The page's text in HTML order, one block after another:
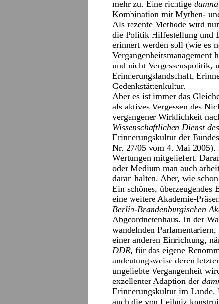
mehr zu. Eine richtige
Kombination mit Mythen-
Als rezente Methode wird
die Politik Hilfestellung und
erinnert werden soll (wie es
und nicht Vergessenspolitik,
Erinnerungslandschaft,
Gedenkstättenkultur.
Aber es ist immer das
als aktives Vergessen des
vergangener Wirklichkeit
Wissenschaftlichen Dienst
Erinnerungskultur der
Nr. 27/05 vom 4. Mai 2005).
Wertungen mitgeliefert.
oder Medium man auch
daran halten. Aber, wie
Ein schönes, überzeugendes
eine weitere Akademie-
Berlin-Brandenburgischen
Abgeordnetenhaus. In der
wandelnden
einer anderen Einrichtung,
DDR, für das eigene
andeutungsweise deren
ungeliebte Vergangenheit
exzellenter Adaption der
Erinnerungskultur im Lande.
auch die von Leibniz